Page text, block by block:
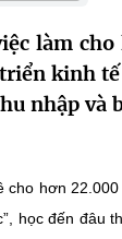
làm
kinh
nhập
cho hơn
học đến đâu